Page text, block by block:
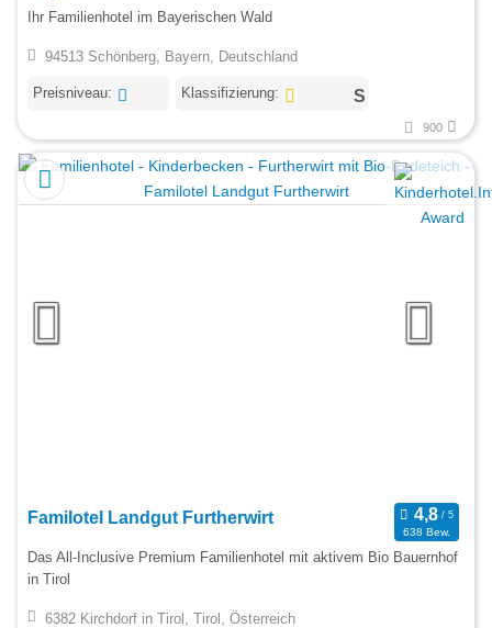
Ihr Familienhotel im Bayerischen Wald
94513 Schönberg, Bayern, Deutschland
Preisniveau: Klassifizierung:
900
Familotel Landgut Furtherwirt
638 Bew.
Das All-Inclusive Premium Familienhotel mit aktivem Bio Bauernhof
in Tirol
6382 Kirchdorf in Tirol, Tirol, Österreich